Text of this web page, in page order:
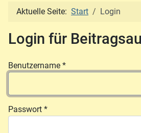
Aktuelle Seite: Start Login
Login für
Benutzername *
Passwort *